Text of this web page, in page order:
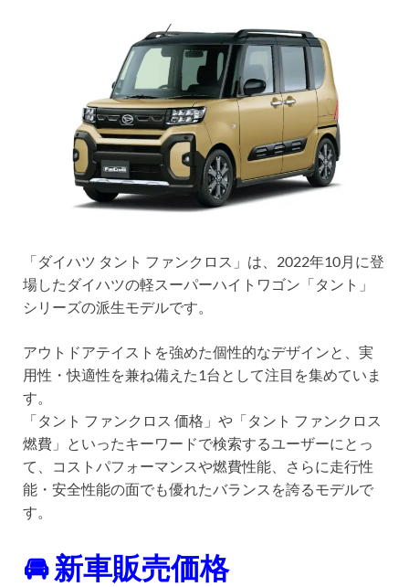
「ダイハツ タント ファンクロス」は、2022年10月に登
場したダイハツの軽スーパーハイトワゴン「タント」
シリーズの派生モデルです。
アウトドアテイストを強めた個性的なデザインと、実
用性・快適性を兼ね備えた1台として注目を集めていま
す。
「タント ファンクロス 価格」や「タント ファンクロス
燃費」といったキーワードで検索するユーザーにとっ
て、コストパフォーマンスや燃費性能、さらに走行性
能・安全性能の面でも優れたバランスを誇るモデルで
す。
🚘 新車販売価格